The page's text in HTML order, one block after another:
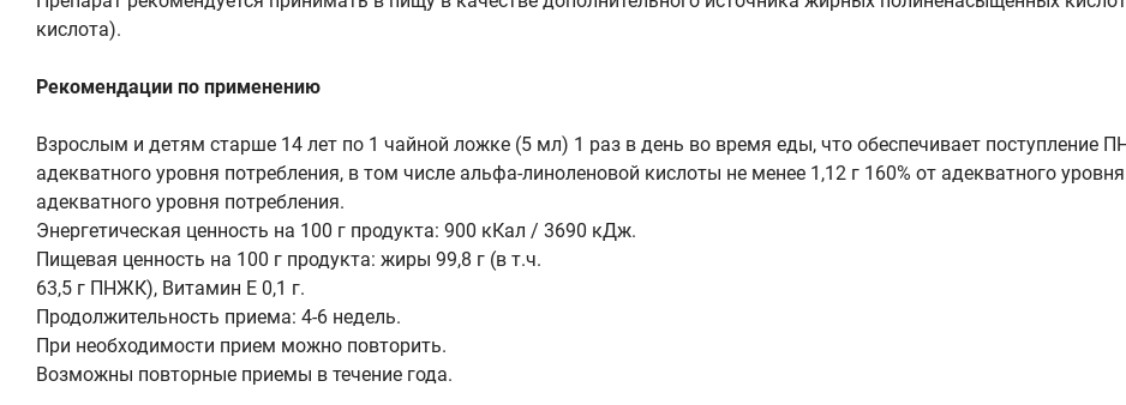
кислота).
Рекомендации по применению
Взрослым и детям старше 14 лет по 1 чайной ложке (5 мл) 1 раз в день во время еды, что обеспечивает поступление
адекватного уровня потребления, в том числе альфа-линоленовой кислоты не менее 1,12 г 160% от адекватного
адекватного уровня потребления.
Энергетическая ценность на 100 г продукта: 900 кКал / 3690 кДж.
Пищевая ценность на 100 г продукта: жиры 99,8 г (в т.ч.
63,5 г ПНЖК), Витамин Е 0,1 г.
Продолжительность приема: 4-6 недель.
При необходимости прием можно повторить.
Возможны повторные приемы в течение года.